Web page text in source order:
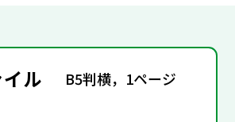
ル B5判横，1ページ